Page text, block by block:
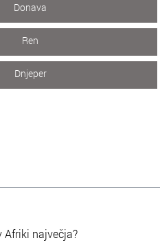
Donava
Ren
Dnjeper
Afriki največja?